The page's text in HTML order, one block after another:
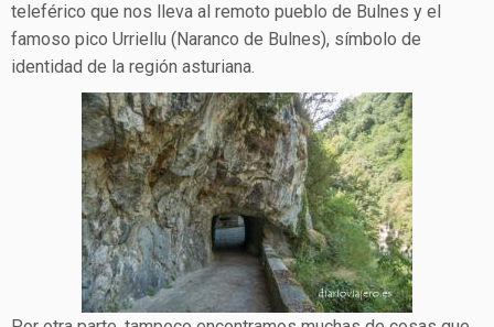
teleférico que nos lleva al remoto pueblo de Bulnes y el
famoso pico Urriellu (Naranco de Bulnes), símbolo de
identidad de la región asturiana.